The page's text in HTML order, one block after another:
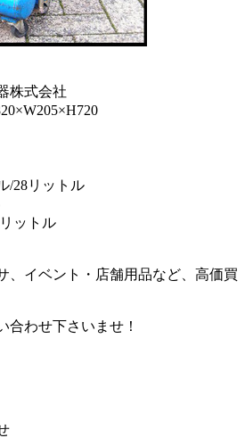
株式会社
/28リットル
ットル
、イベント・店舗用品など、高価買
合わせ下さいませ！